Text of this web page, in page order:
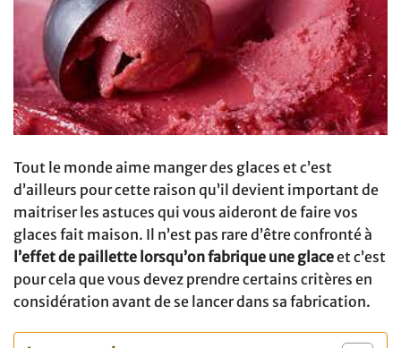
Tout le monde aime manger des glaces et c’est
d’ailleurs pour cette raison qu’il devient important de
maitriser les astuces qui vous aideront de faire vos
glaces fait maison. Il n’est pas rare d’être confronté à
l’effet de paillette lorsqu’on fabrique une glaceet c’est
pour cela que vous devez prendre certains critères en
considération avant de se lancer dans sa fabrication.